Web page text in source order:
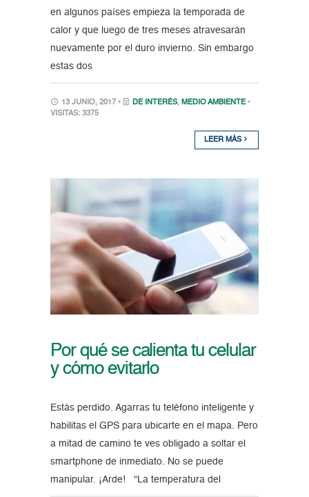
en algunos países empieza la temporada de
calor y que luego de tres meses atravesarán
nuevamente por el duro invierno. Sin embargo
estas dos
13 JUNIO, 2017 • DE INTERÉS, MEDIO AMBIENTE •
VISITAS: 3375
LEER MÁS
Por qué se calienta tu celular
y cómo evitarlo
Estás perdido. Agarras tu teléfono inteligente y
habilitas el GPS para ubicarte en el mapa. Pero
a mitad de camino te ves obligado a soltar el
smartphone de inmediato. No se puede
manipular. ¡Arde! “La temperatura del